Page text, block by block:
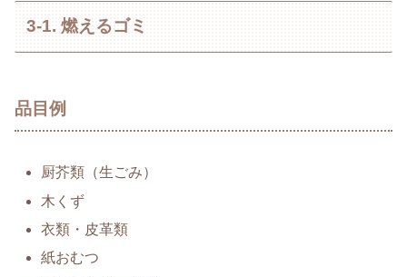
3-1. 燃えるゴミ
品目例
厨芥類（生ごみ）
木くず
衣類・皮革類
紙おむつ